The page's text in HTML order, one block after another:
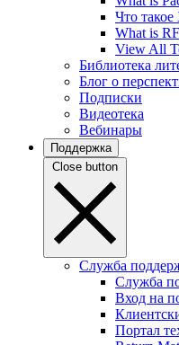
Что
What is
View All
Библиотека
Блог о
Подписки
Видеотека
Вебинары
Поддержка
Close button
Служба
Служба
Вход на
Портал